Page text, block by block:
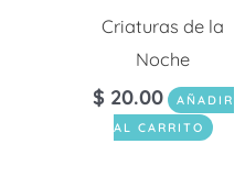
Criaturas de la
Noche
$ 20.00
AÑADIR
AL CARRITO